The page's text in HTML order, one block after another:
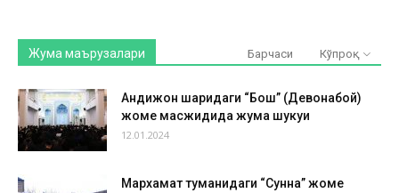
Жума маърузалари Барчаси Кўпроқ
Андижон шаҳридаги “Бош” (Девонабой)
жоме масжидида жума шукуҳи
12.01.2024
Мархамат туманидаги “Сунна” жоме